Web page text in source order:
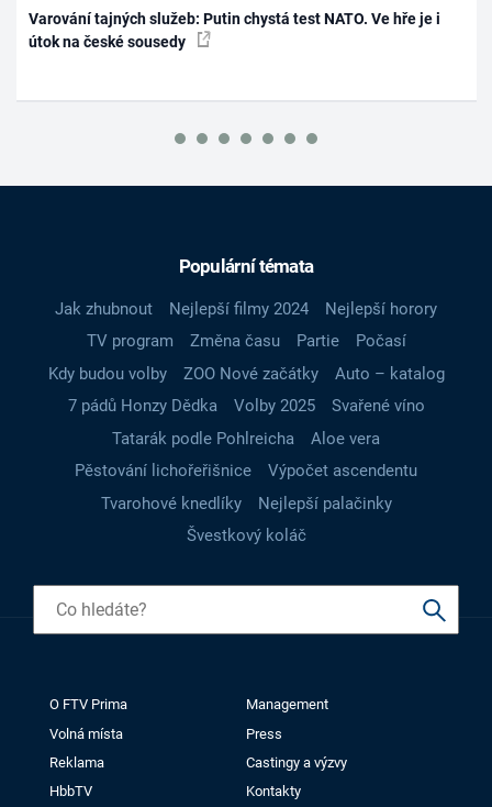
Varování tajných služeb: Putin chystá test NATO. Ve hře je i
útok na české sousedy
Populární témata
Jak zhubnout Nejlepší filmy 2024
Nejlepší horory
TV program
Změna času Partie
Počasí
Kdy budou volby
ZOO Nové začátky
Auto – katalog
7 pádů Honzy Dědka
Volby 2025
Svařené víno
Tatarák podle Pohlreicha
Aloe vera
Pěstování lichořeřišnice
Výpočet ascendentu
Tvarohové knedlíky
Nejlepší palačinky
Švestkový koláč
O FTV Prima
Management
Volná místa
Press
Reklama
Castingy a výzvy
HbbTV
Kontakty